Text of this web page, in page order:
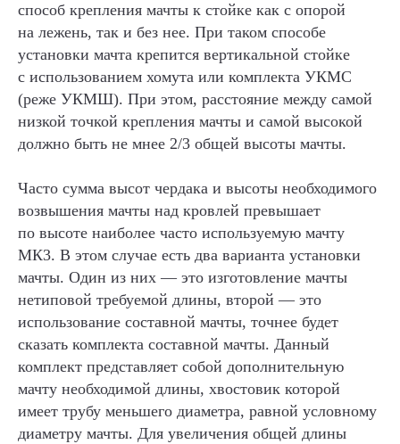
способ крепления мачты к стойке как с опорой
на лежень, так и без нее. При таком способе
установки мачта крепится вертикальной стойке
с использованием хомута или комплекта УКМС
(реже УКМШ). При этом, расстояние между самой
низкой точкой крепления мачты и самой высокой
должно быть не мнее 2/3 общей высоты мачты.
Часто сумма высот чердака и высоты необходимого
возвышения мачты над кровлей превышает
по высоте наиболее часто используемую мачту
МК3. В этом случае есть два варианта установки
мачты. Один из них — это изготовление мачты
нетиповой требуемой длины, второй — это
использование составной мачты, точнее будет
сказать комплекта составной мачты. Данный
комплект представляет собой дополнительную
мачту необходимой длины, хвостовик которой
имеет трубу меньшего диаметра, равной условному
диаметру мачты. Для увеличения общей длины